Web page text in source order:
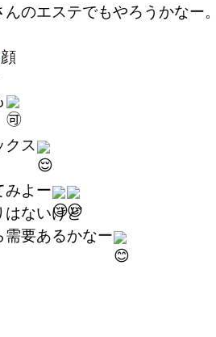
のエステでもやろうかなー
顔
クス
みよー
はないけど
要あるかなー